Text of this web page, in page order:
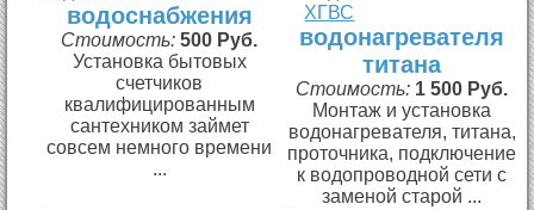
водоснабжения
Стоимость:500 Руб.
Установка бытовых
счетчиков
квалифицированным
сантехником займет
совсем немного времени
...
водонагревателя
титана
Стоимость: 1 500 Руб.
Монтаж и установка
водонагревателя, титана,
проточника, подключение
к водопроводной сети с
заменой старой ...